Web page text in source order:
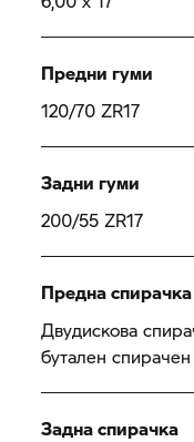
Предни гуми
120/70 ZR17
Задни гуми
200/55 ZR17
Предна спирачка
Двудискова
бутален
Задна спирачка